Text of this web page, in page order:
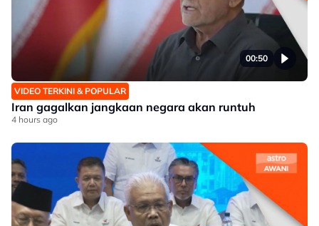
00:50
VIDEO TERKINI & POPULAR
Iran gagalkan jangkaan negara akan runtuh
4 hours ago